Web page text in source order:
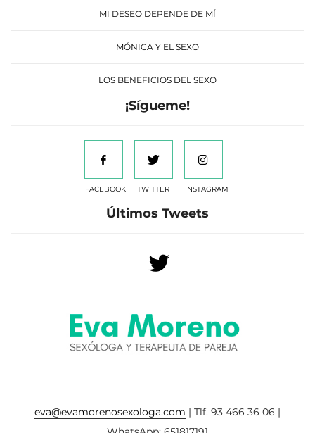
MI DESEO DEPENDE DE MÍ
MÓNICA Y EL SEXO
LOS BENEFICIOS DEL SEXO
¡Sígueme!
FACEBOOK TWITTER INSTAGRAM
Últimos Tweets
eva@evamorenosexologa.com | Tlf. 93 466 36 06 |